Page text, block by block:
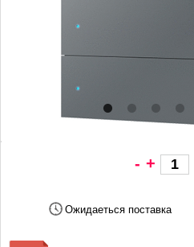
- +
Ожидаеться поставка